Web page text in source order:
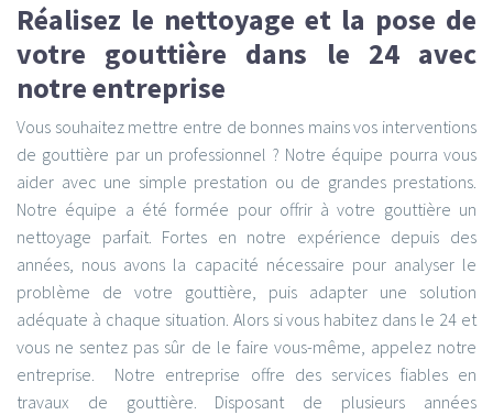
Réalisez le nettoyage et la pose de
votre gouttière dans le 24 avec
notre entreprise
Vous souhaitez mettre entre de bonnes mains vos interventions
de gouttière par un professionnel ? Notre équipe pourra vous
aider avec une simple prestation ou de grandes prestations.
Notre équipe a été formée pour offrir à votre gouttière un
nettoyage parfait. Fortes en notre expérience depuis des
années, nous avons la capacité nécessaire pour analyser le
problème de votre gouttière, puis adapter une solution
adéquate à chaque situation. Alors si vous habitez dans le 24 et
vous ne sentez pas sûr de le faire vous-même, appelez notre
entreprise. Notre entreprise offre des services fiables en
travaux de gouttière. Disposant de plusieurs années